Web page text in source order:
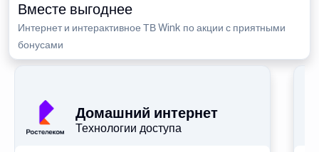
Вместе выгоднее
Интернет и интерактивное ТВ Wink по акции с приятными
бонусами
Домашний интернет
Технологии доступа